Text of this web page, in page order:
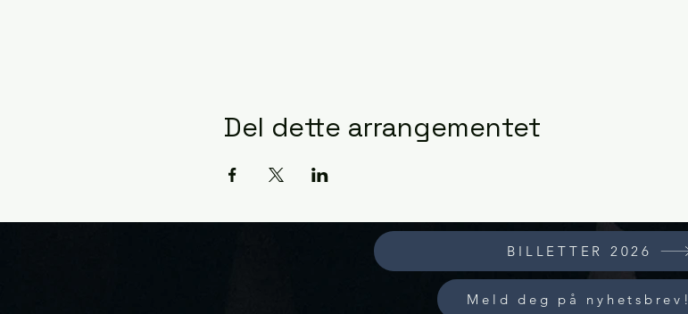
Del dette arrangementet
BILLETTER 2026
Meld deg på nyhetsbrev!